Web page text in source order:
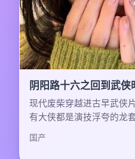
阴阳路十六之回到武侠
现代废柴穿越进古早武侠
有大侠都是演技浮夸的龙套
国产